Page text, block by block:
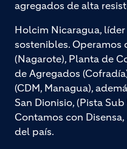
agregados de alta
Holcim Nicaragua,
sostenibles. Operamos
(Nagarote), Planta de
de Agregados
(CDM, Managua),
San Dionisio, (Pista
Contamos con
del país.